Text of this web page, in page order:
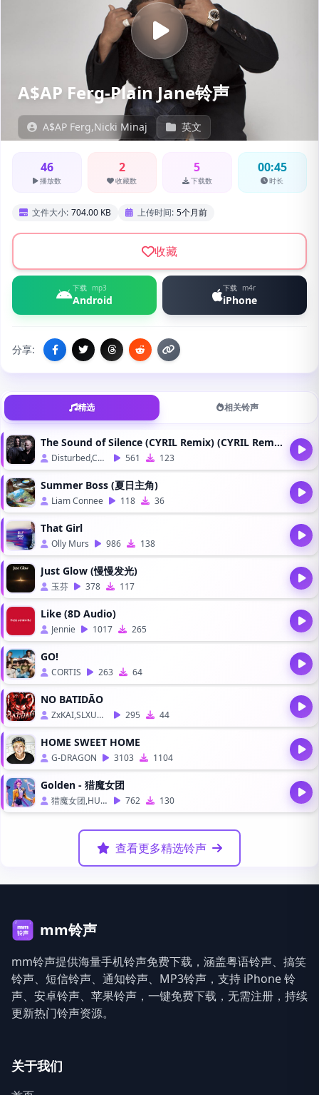
A$AP Ferg-Plain Jane铃声
A$AP Ferg,Nicki Minaj 英文
46
播放数
2
收藏数
5
下载数
00:45
时长
文件大小: 704.00 KB 上传时间: 5个月前
收藏
下载 mp3
Android
下载 m4r
iPhone
分享:
精选 相关铃声
The Sound of Silence (CYRIL Remix) (CYRIL Remix)
Disturbed,CYRIL 561 123
Summer Boss (夏日主角)
Liam Connee 118 36
That Girl
Olly Murs 986 138
Just Glow (慢慢发光)
玉芬 378 117
Like (8D Audio)
Jennie 1017 265
GO!
CORTIS 263 64
NO BATIDÃO
ZxKAI,SLXUGHTER 295 44
HOME SWEET HOME
G-DRAGON 3103 1104
Golden - 猎魔女团
猎魔女团,HUNTR/X 762 130
查看更多精选铃声
mm铃声
mm铃声提供海量手机铃声免费下载，涵盖粤语铃声、搞笑
铃声、短信铃声、通知铃声、MP3铃声，支持 iPhone 铃
声、安卓铃声、苹果铃声，一键免费下载，无需注册，持续
更新热门铃声资源。
关于我们